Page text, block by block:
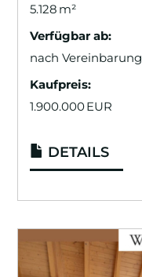
5.128 m²
Verfügbar ab:
nach Vereinbarung
Kaufpreis:
1.900.000 EUR
DETAILS